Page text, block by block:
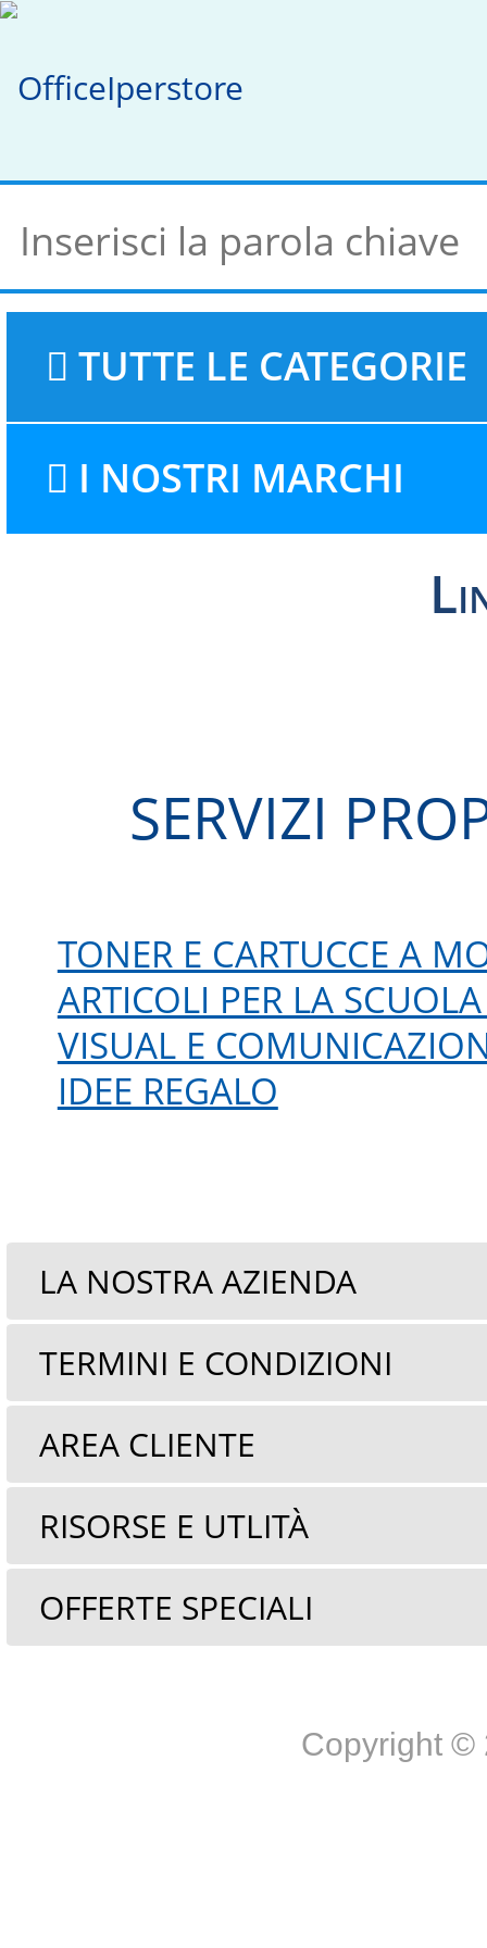
TUTTE LE CATEGORIE
I NOSTRI MARCHI
SERVIZI
TONER E CARTUCCE A
ARTICOLI PER LA
VISUAL E
IDEE REGALO
LA NOSTRA AZIENDA
TERMINI E CONDIZIONI
AREA CLIENTE
RISORSE E UTLITÀ
OFFERTE SPECIALI
Copyright